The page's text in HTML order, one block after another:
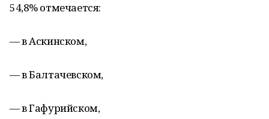
54,8% отмечается:
— в Аскинском,
— в Балтачевском,
— в Гафурийском,